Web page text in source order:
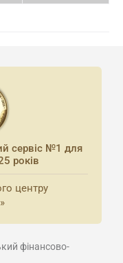
сервіс №1 для
років
центру
фінансово-